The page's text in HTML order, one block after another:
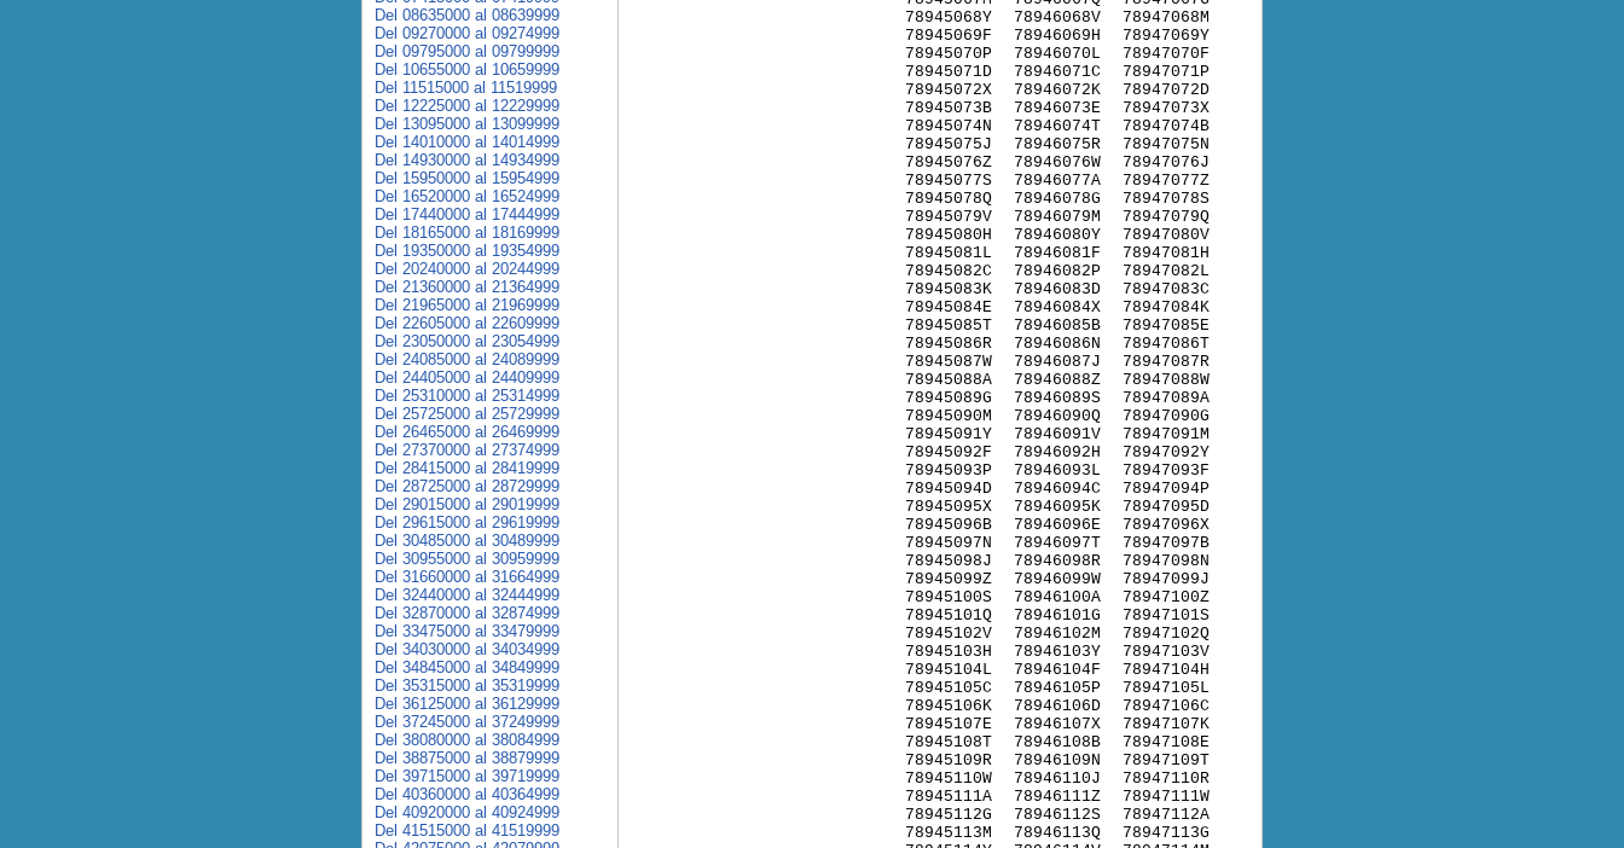
78945068Y
78945069F
78945070P
78945071D
78945072X
78945073B
78945074N
78945075J
78945076Z
78945077S
78945078Q
78945079V
78945080H
78945081L
78945082C
78945083K
78945084E
78945085T
78945086R
78945087W
78945088A
78945089G
78945090M
78945091Y
78945092F
78945093P
78945094D
78945095X
78945096B
78945097N
78945098J
78945099Z
78945100S
78945101Q
78945102V
78945103H
78945104L
78945105C
78945106K
78945107E
78945108T
78945109R
78945110W
78945111A
78945112G
78945113M
78946068V
78946069H
78946070L
78946071C
78946072K
78946073E
78946074T
78946075R
78946076W
78946077A
78946078G
78946079M
78946080Y
78946081F
78946082P
78946083D
78946084X
78946085B
78946086N
78946087J
78946088Z
78946089S
78946090Q
78946091V
78946092H
78946093L
78946094C
78946095K
78946096E
78946097T
78946098R
78946099W
78946100A
78946101G
78946102M
78946103Y
78946104F
78946105P
78946106D
78946107X
78946108B
78946109N
78946110J
78946111Z
78946112S
78946113Q
78947068M
78947069Y
78947070F
78947071P
78947072D
78947073X
78947074B
78947075N
78947076J
78947077Z
78947078S
78947079Q
78947080V
78947081H
78947082L
78947083C
78947084K
78947085E
78947086T
78947087R
78947088W
78947089A
78947090G
78947091M
78947092Y
78947093F
78947094P
78947095D
78947096X
78947097B
78947098N
78947099J
78947100Z
78947101S
78947102Q
78947103V
78947104H
78947105L
78947106C
78947107K
78947108E
78947109T
78947110R
78947111W
78947112A
78947113G
Del 08635000 al 08639999
Del 09270000 al 09274999
Del 09795000 al 09799999
Del 10655000 al 10659999
Del 11515000 al 11519999
Del 12225000 al 12229999
Del 13095000 al 13099999
Del 14010000 al 14014999
Del 14930000 al 14934999
Del 15950000 al 15954999
Del 16520000 al 16524999
Del 17440000 al 17444999
Del 18165000 al 18169999
Del 19350000 al 19354999
Del 20240000 al 20244999
Del 21360000 al 21364999
Del 21965000 al 21969999
Del 22605000 al 22609999
Del 23050000 al 23054999
Del 24085000 al 24089999
Del 24405000 al 24409999
Del 25310000 al 25314999
Del 25725000 al 25729999
Del 26465000 al 26469999
Del 27370000 al 27374999
Del 28415000 al 28419999
Del 28725000 al 28729999
Del 29015000 al 29019999
Del 29615000 al 29619999
Del 30485000 al 30489999
Del 30955000 al 30959999
Del 31660000 al 31664999
Del 32440000 al 32444999
Del 32870000 al 32874999
Del 33475000 al 33479999
Del 34030000 al 34034999
Del 34845000 al 34849999
Del 35315000 al 35319999
Del 36125000 al 36129999
Del 37245000 al 37249999
Del 38080000 al 38084999
Del 38875000 al 38879999
Del 39715000 al 39719999
Del 40360000 al 40364999
Del 40920000 al 40924999
Del 41515000 al 41519999